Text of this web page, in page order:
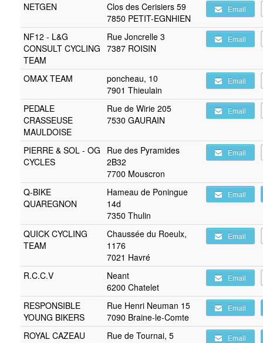
NETGEN
Clos des Cerisiers 59
7850 PETIT-EGNHIEN
Email
NF12 - L&G
CONSULT CYCLING
TEAM
Rue Joncrelle 3
7387 ROISIN
Email
OMAX TEAM
poncheau, 10
7901 Thieulain
Email
PEDALE
CRASSEUSE
MAULDOISE
Rue de Wirie 205
7530 GAURAIN
Email
PIERRE & SOL - OG
CYCLES
Rue des Pyramides
2B32
7700 Mouscron
Email
Q-BIKE
QUAREGNON
Hameau de Poningue
14d
7350 Thulin
Email
QUICK CYCLING
TEAM
Chaussée du Roeulx,
1176
7021 Havré
Email
R.C.C.V
Neant
6200 Chatelet
Email
RESPONSIBLE
YOUNG BIKERS
Rue Henri Neuman 15
7090 Braine-le-Comte
Email
ROYAL CAZEAU
Rue de Tournai, 5
Email